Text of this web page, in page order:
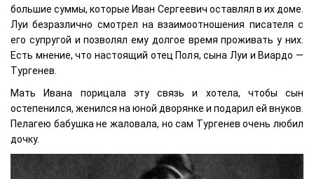
большие суммы, которые Иван Сергеевич оставлял в их доме.
Луи безразлично смотрел на взаимоотношения писателя с
его супругой и позволял ему долгое время проживать у них.
Есть мнение, что настоящий отец Поля, сына Луи и Виардо —
Тургенев.
Мать Ивана порицала эту связь и хотела, чтобы сын
остепенился, женился на юной дворянке и подарил ей внуков.
Пелагею бабушка не жаловала, но сам Тургенев очень любил
дочку.